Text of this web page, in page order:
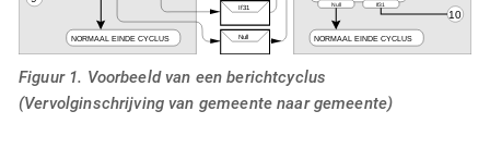
Figuur 1. Voorbeeld van een berichtcyclus
(Vervolginschrijving van gemeente naar gemeente)